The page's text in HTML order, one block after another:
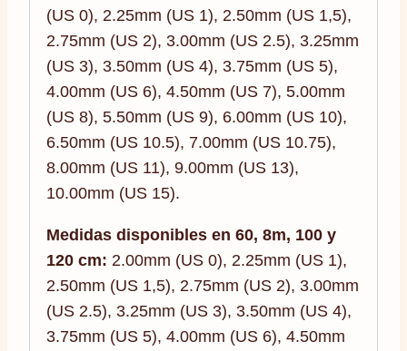
(US 0), 2.25mm (US 1), 2.50mm (US 1,5),
2.75mm (US 2), 3.00mm (US 2.5), 3.25mm
(US 3), 3.50mm (US 4), 3.75mm (US 5),
4.00mm (US 6), 4.50mm (US 7), 5.00mm
(US 8), 5.50mm (US 9), 6.00mm (US 10),
6.50mm (US 10.5), 7.00mm (US 10.75),
8.00mm (US 11), 9.00mm (US 13),
10.00mm (US 15).
Medidas disponibles en 60, 8m, 100 y
120 cm: 2.00mm (US 0), 2.25mm (US 1),
2.50mm (US 1,5), 2.75mm (US 2), 3.00mm
(US 2.5), 3.25mm (US 3), 3.50mm (US 4),
3.75mm (US 5), 4.00mm (US 6), 4.50mm